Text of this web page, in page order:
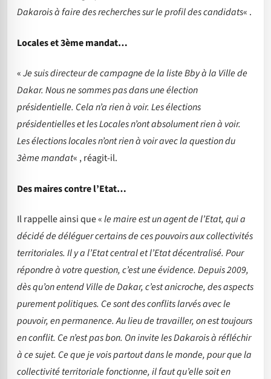
Dakarois à faire des recherches sur le profil des candidats« .
Locales et 3ème mandat…
«Je suis directeur de campagne de la liste Bby à la Ville de
Dakar. Nous ne sommes pas dans une élection
présidentielle. Cela n’a rien à voir. Les élections
présidentielles et les Locales n’ont absolument rien à voir.
Les élections locales n’ont rien à voir avec la question du
3ème mandat« , réagit-il.
Des maires contre l’Etat…
Il rappelle ainsi que «le maire est un agent de l’Etat, qui a
décidé de déléguer certains de ces pouvoirs aux collectivités
territoriales. Il y a l’Etat central et l’Etat décentralisé. Pour
répondre à votre question, c’est une évidence. Depuis 2009,
dès qu’on entend Ville de Dakar, c’est anicroche, des aspects
purement politiques. Ce sont des conflits larvés avec le
pouvoir, en permanence. Au lieu de travailler, on est toujours
en conflit. Ce n’est pas bon. On invite les Dakarois à réfléchir
à ce sujet. Ce que je vois partout dans le monde, pour que la
collectivité territoriale fonctionne, il faut qu’elle soit en